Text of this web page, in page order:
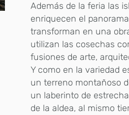
Además de la feria las
enriquecen el
transforman en una
utilizan las cosechas
fusiones de arte,
Y como en la variedad
un terreno montañoso
un laberinto de
de la aldea, al mismo